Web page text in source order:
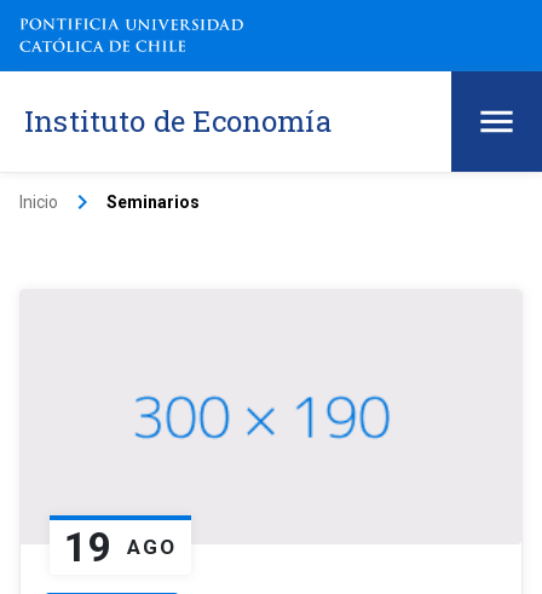
Instituto de Economía
Inicio keyboard_arrow_right Seminarios
19 AGO